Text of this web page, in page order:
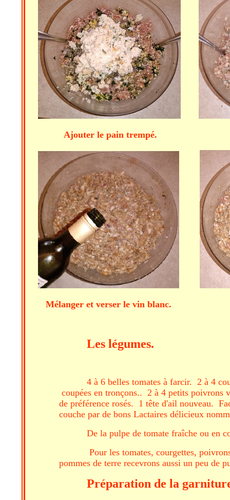
Ajouter le pain trempé.
Mélanger et verser le vin
Les légumes.
4 à 6 belles tomates à farcir. 2 à 4
coupées en tronçons.. 2 à 4 petits poivrons
de préférence rosés. 1 tête d'ail nouveau.
couche par de bons Lactaires délicieux
De la pulpe de tomate fraîche ou en
Pour les tomates, courgettes,
pommes de terre recevrons aussi un peu de
Préparation de la